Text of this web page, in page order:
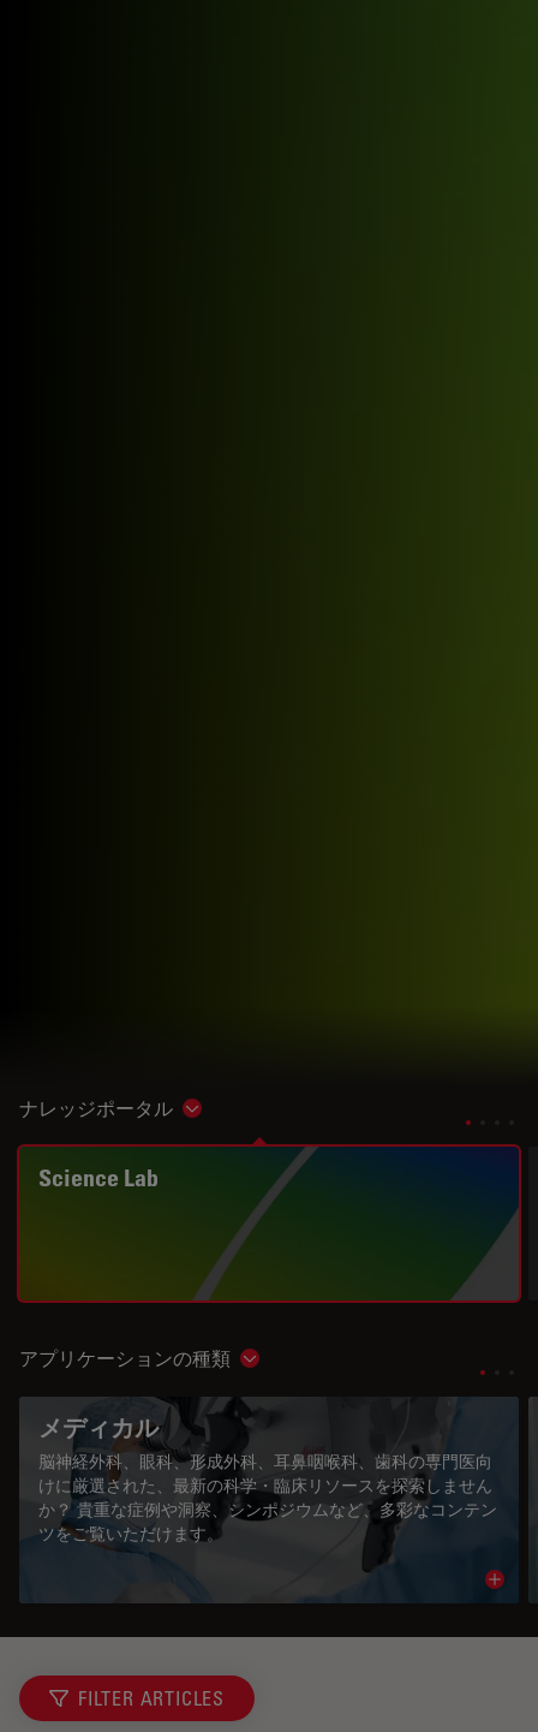
ナレッジポータル Show subnavigation
Science Lab
アプリケーションの種類 Show subnavigation
メディカル
脳神経外科、眼科、形成外科、耳鼻咽喉科、歯科の専門医向
けに厳選された、最新の科学・臨床リソースを探索しません
か？ 貴重な症例や洞察、シンポジウムなど、多彩なコンテン
ツをご覧いただけます。
FILTER ARTICLES